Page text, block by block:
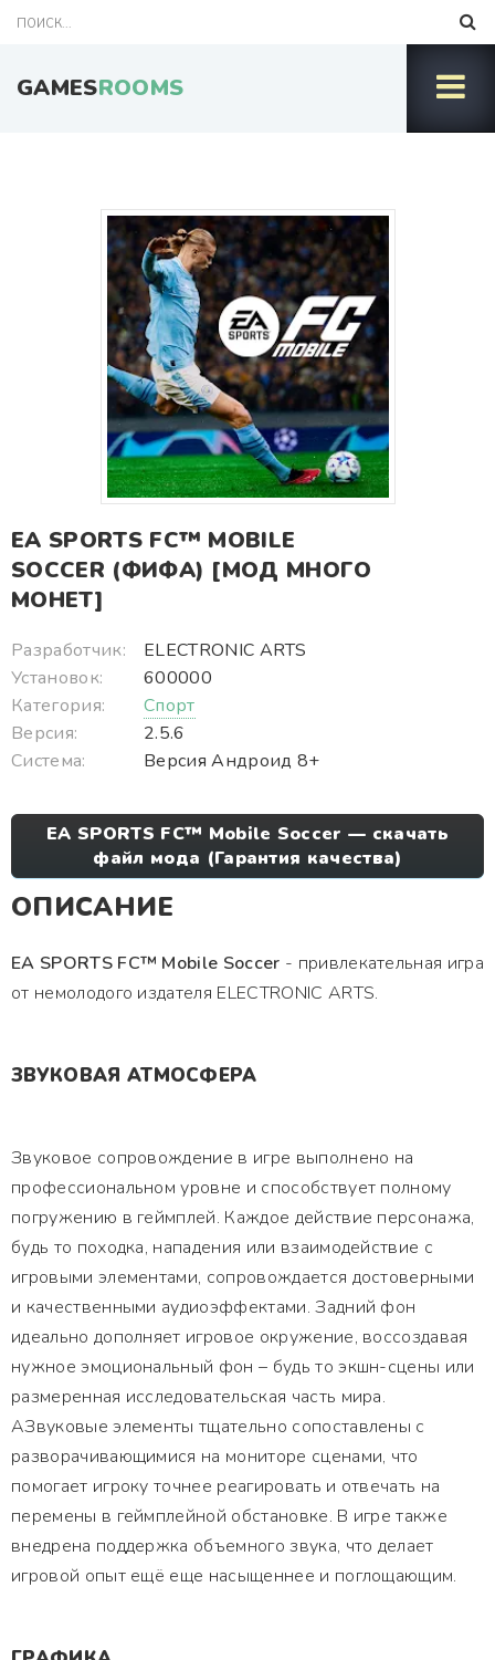
GAMESROOMS
EA SPORTS FC™ MOBILE
SOCCER (ФИФА) [МОД МНОГО
МОНЕТ]
Разработчик:
ELECTRONIC ARTS
Установок:
600000
Категория:
Спорт
Версия:
2.5.6
Система:
Версия Андроид 8+
EA SPORTS FC™ Mobile Soccer — скачать
файл мода (Гарантия качества)
ОПИСАНИЕ
EA SPORTS FC™ Mobile Soccer - привлекательная игра
от немолодого издателя ELECTRONIC ARTS.
ЗВУКОВАЯ АТМОСФЕРА
Звуковое сопровождение в игре выполнено на
профессиональном уровне и способствует полному
погружению в геймплей. Каждое действие персонажа,
будь то походка, нападения или взаимодействие с
игровыми элементами, сопровождается достоверными
и качественными аудиоэффектами. Задний фон
идеально дополняет игровое окружение, воссоздавая
нужное эмоциональный фон – будь то экшн-сцены или
размеренная исследовательская часть мира.
АЗвуковые элементы тщательно сопоставлены с
разворачивающимися на мониторе сценами, что
помогает игроку точнее реагировать и отвечать на
перемены в геймплейной обстановке. В игре также
внедрена поддержка объемного звука, что делает
игровой опыт ещё еще насыщеннее и поглощающим.